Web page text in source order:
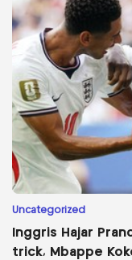
Uncategorized
Inggris Hajar
trick, Mbappe